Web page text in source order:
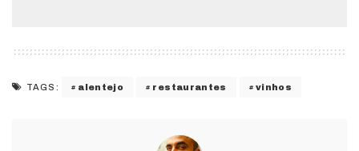
TAGS: alentejo restaurantes vinhos